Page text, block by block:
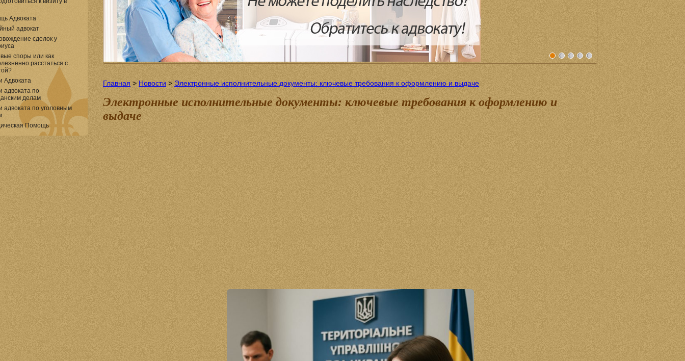
Главная >Новости>Электронные исполнительные документы: ключевые требования к оформлению и выдаче
Электронные исполнительные документы: ключевые требования к оформлению и
выдаче
Адвоката
адвокат
сделок у
споры или как
расстаться с
Адвоката
адвоката по
делам
адвоката по уголовным
Помощь